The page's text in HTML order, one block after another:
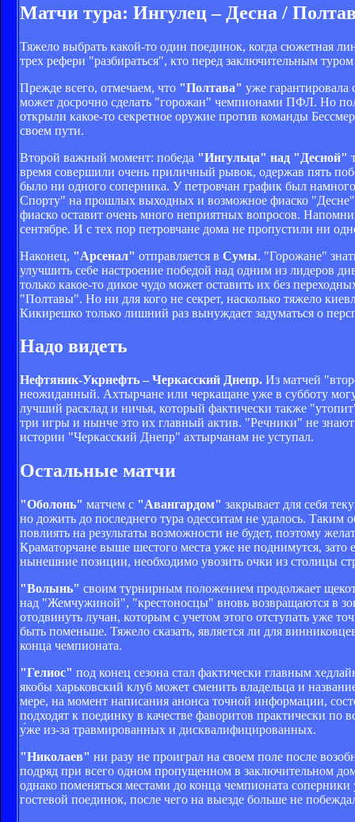
Матчи тура: Ингулец – Десна /
Тяжело выбрать какой-то один поединок, когда сюжетная
трех рефери "разбираться", кто перед заключительным
Прежде всего, отмечаем, что "Полтава" уже
может досрочно сделать "горожан" чемпионами ПФЛ. Но
открыли какое-то секретное оружие против команды
своем пути.
Второй важный момент: победа "Ингульца" над "Десной"
время совершили очень приличный рывок, одержав пять
было ни одного соперника. У петровчан график был
Спорту" на прошлых выходных и возможное фиаско
фиаско оставит очень много неприятных вопросов.
сентябре. И с тех пор петровчане дома не пропустили ни
Наконец, "Арсенал" отправляется в Сумы. "Горожане"
улучшить себе настроение победой над одним из лидеров
только какое-то дикое чудо может оставить их без
"Полтавы". Но ни для кого не секрет, насколько тяжело
Кикирешко только лишний раз вынуждает задуматься о
Надо видеть
Нефтяник-Укрнефть – Черкасский Днепр. Из матчей
неожиданный. Ахтырчане или черкащане уже в субботу
лучший расклад и ничья, который фактически также
три игры и нынче это их главный актив. "Речники" не
истории "Черкасский Днепр" ахтырчанам не уступал.
Остальные матчи
"Оболонь" матчем с "Авангардом" закрывает для себя
но дожить до последнего тура одесситам не удалось.
повлиять на результаты возможности не будет, поэтому
Краматорчане выше шестого места уже не поднимутся, зато
нынешние позиции, необходимо увозить очки из столицы
"Волынь" своим турнирным положением продолжает
над "Жемчужиной", "крестоносцы" вновь возвращаются в
отодвинуть лучан, которым с учетом этого отступать уже
быть поменьше. Тяжело сказать, является ли для
конца чемпионата.
"Гелиос" под конец сезона стал фактически главным
якобы харьковский клуб может сменить владельца и
мере, на момент написания анонса точной информации,
подходят к поединку в качестве фаворитов практически
у́же из-за травмированных и дисквалифицированных.
"Николаев" ни разу не проиграл на своем поле после
подряд при всего одном пропущенном в заключительном
однако поменяться местами до конца чемпионата
гостевой поединок, после чего на выезде больше не